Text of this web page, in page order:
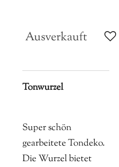
Ausverkauft
Tonwurzel
Super schön
gearbeitete Tondeko.
Die Wurzel bietet